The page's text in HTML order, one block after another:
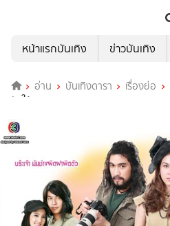
หน้าแรกบันเทิง
ข่าวบันเทิง
อ่าน บันเทิงดารา เรื่องย่อ
จัดให้